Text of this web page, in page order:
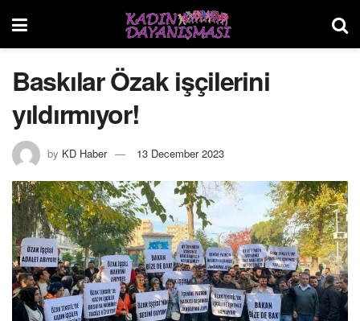
Baskılar Özak işçilerini
yıldırmıyor!
by KD Haber 13 December 2023